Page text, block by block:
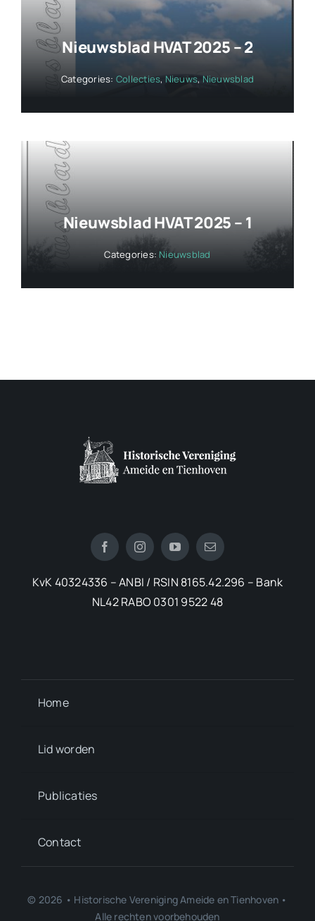
Nieuwsblad HVAT 2025 – 2
Categories: Collecties, Nieuws,Nieuwsblad
Nieuwsblad HVAT 2025 – 1
Categories:Nieuwsblad
KvK 40324336 – ANBI / RSIN 8165.42.296 – Bank
NL42 RABO 0301 9522 48
Home
Lid worden
Publicaties
Contact
© 2026 • Historische Vereniging Ameide en Tienhoven •
Alle rechten voorbehouden